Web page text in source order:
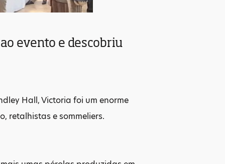
evento e descobriu
Hall, Victoria foi um enorme
retalhistas e sommeliers.